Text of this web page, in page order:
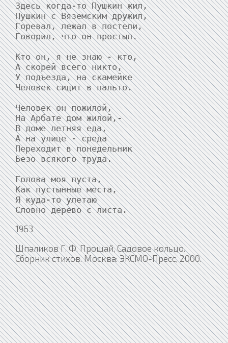
Здесь когда-то Пушкин жил,
Пушкин с Вяземским дружил,
Горевал, лежал в постели,
Говорил, что он простыл.
Кто он, я не знаю - кто,
А скорей всего никто,
У подъезда, на скамейке
Человек сидит в пальто.
Человек он пожилой,
На Арбате дом жилой,-
В доме летняя еда,
А на улице - среда
Переходит в понедельник
Безо всякого труда.
Голова моя пуста,
Как пустынные места,
Я куда-то улетаю
Словно дерево с листа.
1963
Шпаликов Г. Ф. Прощай, Садовое кольцо.
Сборник стихов. Москва: ЭКСМО-Пресс, 2000.